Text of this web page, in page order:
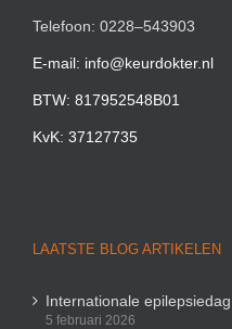
Telefoon: 0228–543903
E-mail: info@keurdokter.nl
BTW: 817952548B01
KvK: 37127735
LAATSTE BLOG ARTIKELEN
Internationale epilepsiedag
5 februari 2026